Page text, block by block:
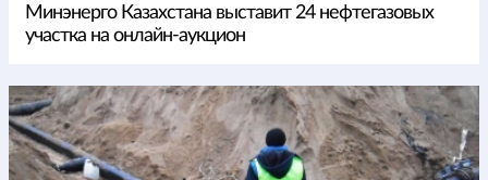
Минэнерго Казахстана выставит 24 нефтегазовых
участка на онлайн-аукцион